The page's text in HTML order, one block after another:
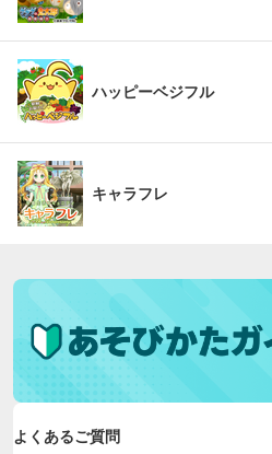
ハッピーベジフル
キャラフレ
よくあるご質問